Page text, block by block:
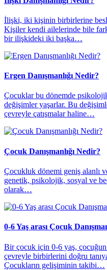
İlişki, iki kişinin birbirlerine
Kişiler kendi ailelerinde bile
bir ilişkideki iki başka…
Ergen Danışmanlığı Nedir?
Çocuklar bu dönemde
değişimler yaşarlar. Bu
çevreyle çatışmalar haline…
Çocuk Danışmanlığı Nedir?
Çocukluk dönemi geniş alanlı
genetik, psikolojik, sosyal ve
olarak…
0-6 Yaş arası Çocuk
Bir çocuk için 0-6 yaş,
çevreyle birbirlerini doğru
Çocukların gelişiminin takibi…